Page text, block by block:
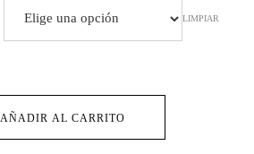
€24,90.
LIMPIAR
AÑADIR AL CARRITO